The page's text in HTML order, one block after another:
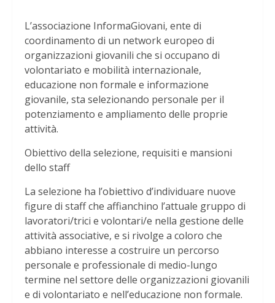
L’associazione InformaGiovani, ente di
coordinamento di un network europeo di
organizzazioni giovanili che si occupano di
volontariato e mobilità internazionale,
educazione non formale e informazione
giovanile, sta selezionando personale per il
potenziamento e ampliamento delle proprie
attività.
Obiettivo della selezione, requisiti e mansioni
dello staff
La selezione ha l’obiettivo d’individuare nuove
figure di staff che affianchino l’attuale gruppo di
lavoratori/trici e volontari/e nella gestione delle
attività associative, e si rivolge a coloro che
abbiano interesse a costruire un percorso
personale e professionale di medio-lungo
termine nel settore delle organizzazioni giovanili
e di volontariato e nell’educazione non formale.